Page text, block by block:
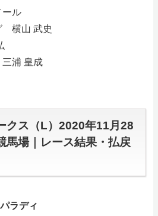
ル
横山 武史
浦 皇成
クス（L）2020年11月28
馬場｜レース結果・払戻
ラディ